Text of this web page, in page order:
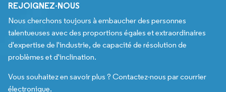
REJOIGNEZ-NOUS
Nous cherchons toujours à embaucher des personnes
talentueuses avec des proportions égales et extraordinaires
d'expertise de l'industrie, de capacité de résolution de
problèmes et d'inclination.
Vous souhaitez en savoir plus ? Contactez-nous par courrier
électronique.